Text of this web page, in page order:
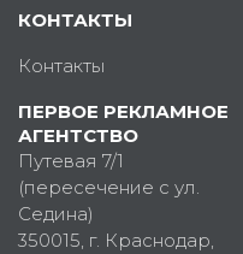
КОНТАКТЫ
Контакты
ПЕРВОЕ РЕКЛАМНОЕ
АГЕНТСТВО
Путевая 7/1
(пересечение с ул.
Седина)
350015, г. Краснодар,